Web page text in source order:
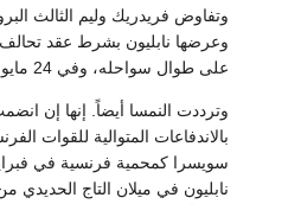
وعرضها نابليون بشرط عقد
على طوال سواحله، وفي 24 مايو سنة 1804 وقَّعت بروسيا تحالفاً مع روسيا للقيام بعمل مشترك ضدَّ أي تقدم فرنسي إلى الشرق من وِزَر.
وترددت النمسا أيضاً. إنها إن